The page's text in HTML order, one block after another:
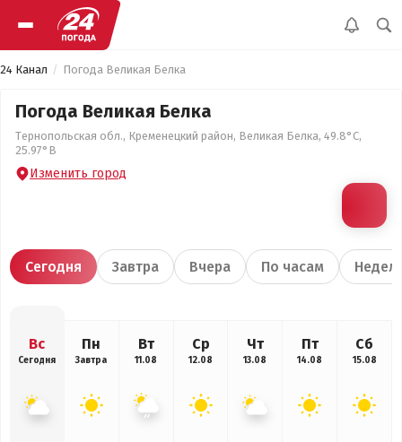
24 Канал Погода Великая Белка
Погода Великая Белка
Тернопольская обл., Кременецкий район, Великая Белка, 49.8°С,
25.97°В
Изменить город
Сегодня Завтра Вчера По часам
Вс
Сегодня
Пн
Завтра
Вт
11.08
Ср
12.08
Чт
13.08
Пт
14.08
Сб
15.08